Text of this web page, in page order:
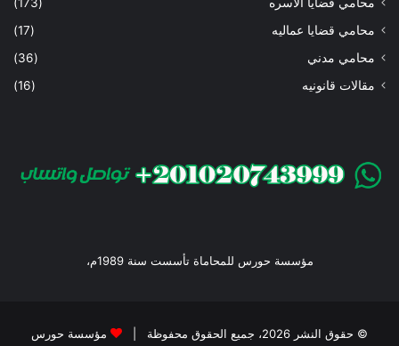
محامي قضايا عماليه
(17)
محامي مدني
(36)
مقالات قانونيه
(16)
مؤسسة حورس للمحاماة تأسست سنة 1989م،
© حقوق النشر 2026، جميع الحقوق محفوظة | مؤسسة حورس